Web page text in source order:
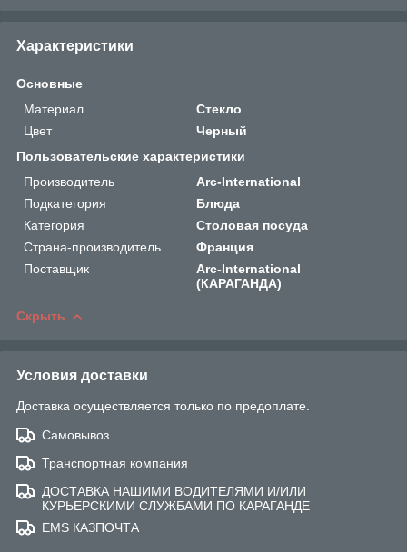
Характеристики
Основные
Материал
Стекло
Цвет
Черный
Пользовательские характеристики
Производитель
Arc-International
Подкатегория
Блюда
Категория
Столовая посуда
Страна-производитель
Франция
Поставщик
Arc-International
(КАРАГАНДА)
Скрыть
Условия доставки
Доставка осуществляется только по предоплате.
Самовывоз
Транспортная компания
ДОСТАВКА НАШИМИ ВОДИТЕЛЯМИ И/ИЛИ
КУРЬЕРСКИМИ СЛУЖБАМИ ПО КАРАГАНДЕ
EMS КАЗПОЧТА